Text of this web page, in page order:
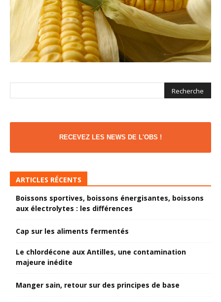
RECEVEZ LES NEWS DE L'OBS !
ARTICLES RÉCENTS
Boissons sportives, boissons énergisantes, boissons
aux électrolytes : les différences
Cap sur les aliments fermentés
Le chlordécone aux Antilles, une contamination
majeure inédite
Manger sain, retour sur des principes de base